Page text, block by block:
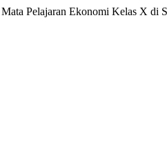
Pelajaran Ekonomi Kelas X di